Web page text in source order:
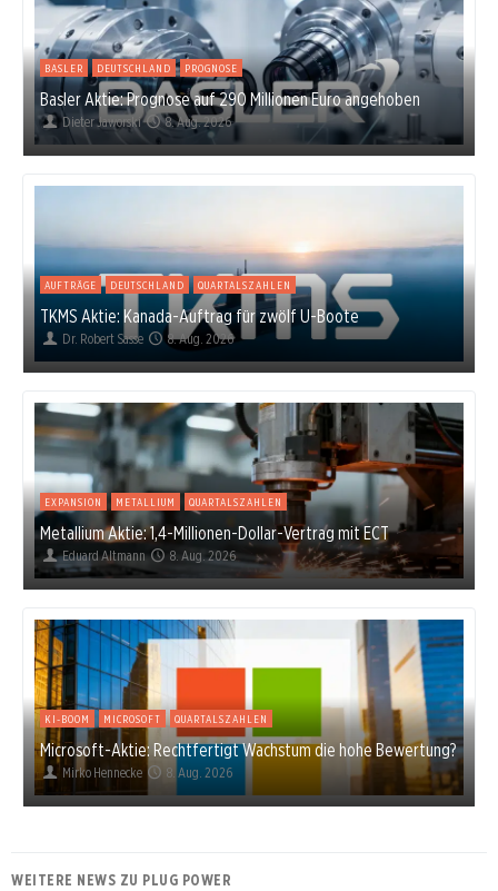
BASLER DEUTSCHLAND PROGNOSE
Basler Aktie: Prognose auf 290 Millionen Euro angehoben
Dieter Jaworski 8. Aug. 2026
AUFTRÄGE DEUTSCHLAND QUARTALSZAHLEN
TKMS Aktie: Kanada-Auftrag für zwölf U-Boote
Dr. Robert Sasse 8. Aug. 2026
EXPANSION METALLIUM QUARTALSZAHLEN
Metallium Aktie: 1,4-Millionen-Dollar-Vertrag mit ECT
Eduard Altmann 8. Aug. 2026
KI-BOOM MICROSOFT QUARTALSZAHLEN
Microsoft-Aktie: Rechtfertigt Wachstum die hohe Bewertung?
Mirko Hennecke 8. Aug. 2026
WEITERE NEWS ZU PLUG POWER